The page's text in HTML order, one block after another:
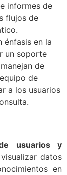
informes de
flujos de
énfasis en la
un soporte
de
de
a los usuarios
usuarios y
datos
en